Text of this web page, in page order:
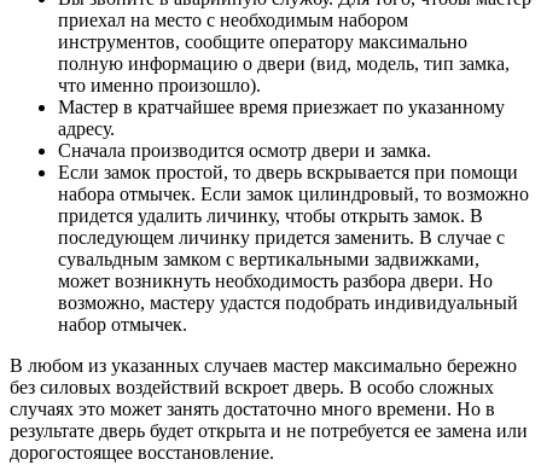
приехал на место с необходимым набором
инструментов, сообщите оператору максимально
полную информацию о двери (вид, модель, тип замка,
что именно произошло).
Мастер в кратчайшее время приезжает по указанному
адресу.
Сначала производится осмотр двери и замка.
Если замок простой, то дверь вскрывается при помощи
набора отмычек. Если замок цилиндровый, то возможно
придется удалить личинку, чтобы открыть замок. В
последующем личинку придется заменить. В случае с
сувальдным замком с вертикальными задвижками,
может возникнуть необходимость разбора двери. Но
возможно, мастеру удастся подобрать индивидуальный
набор отмычек.
В любом из указанных случаев мастер максимально бережно
без силовых воздействий вскроет дверь. В особо сложных
случаях это может занять достаточно много времени. Но в
результате дверь будет открыта и не потребуется ее замена или
дорогостоящее восстановление.